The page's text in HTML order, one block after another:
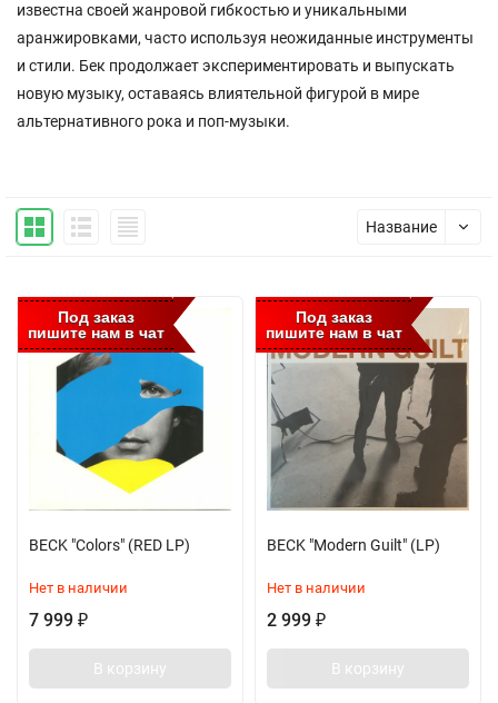
известна своей жанровой гибкостью и уникальными
аранжировками, часто используя неожиданные инструменты
и стили. Бек продолжает экспериментировать и выпускать
новую музыку, оставаясь влиятельной фигурой в мире
альтернативного рока и поп-музыки.
Название
Под заказ
пишите нам в чат
BECK "Colors" (RED LP)
Нет в наличии
7 999 ₽
В корзину
Под заказ
пишите нам в чат
BECK "Modern Guilt" (LP)
Нет в наличии
2 999 ₽
В корзину